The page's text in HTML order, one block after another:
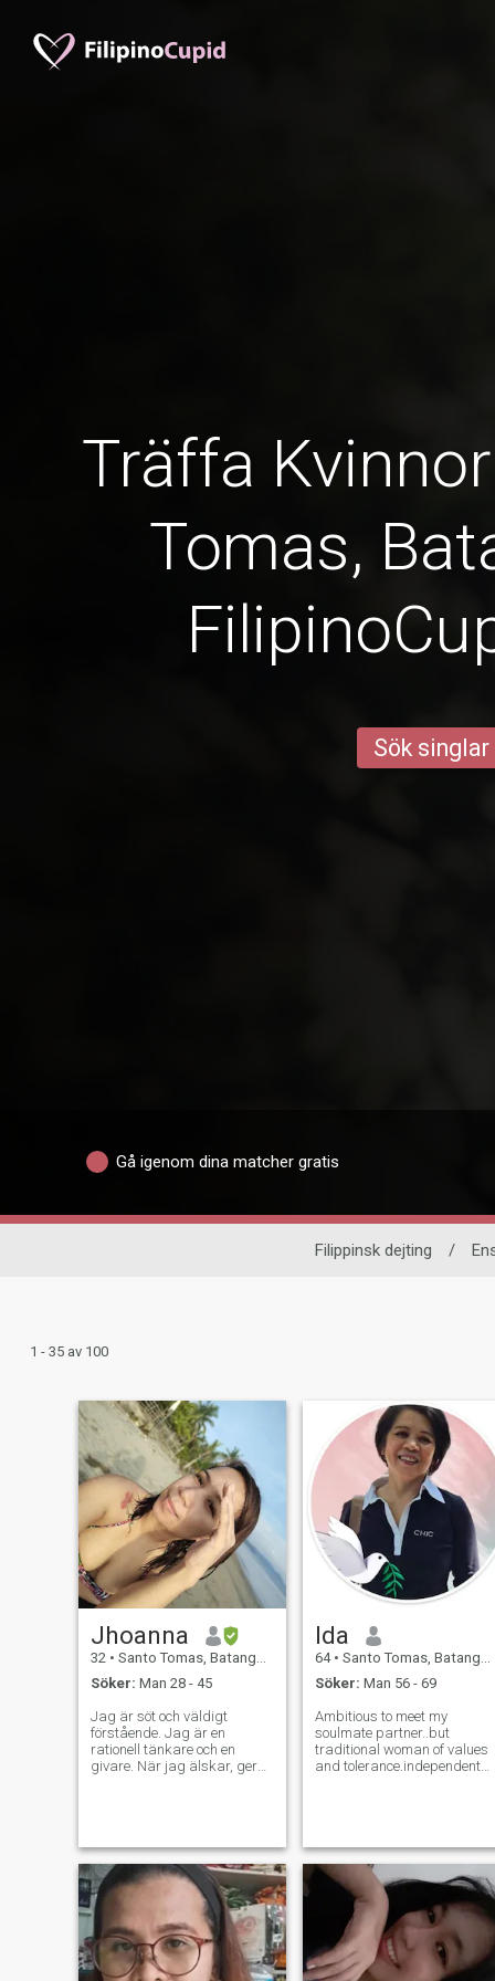
Träffa
Tomas,
Sök singlar
Gå igenom dina matcher gratis
Filippinsk dejting /
1 - 35 av 100
Jhoanna
32 • Santo Tomas, Batangas, Filippinerna
Söker: Man 28 - 45
Jag är söt och väldigt
förstående. Jag är en
rationell tänkare och en
givare. När jag älskar, ger
multitasking. Jag är också
äventyrlig. Jag älskar att
prova nya saker och är
väldigt lätt att behaga. Jag
är trogen inte bara lojal och
jag letar efter ett seriöst
förhållande som kommer att
leda till att slå sig ner om
Ida
64 • Santo Tomas, Batangas, Filippinerna
Söker: Man 56 - 69
Ambitious to meet my
soulmate partner..but
traditional woman of values
and tolerance.independent
yrs old friends says i look
young than my ag